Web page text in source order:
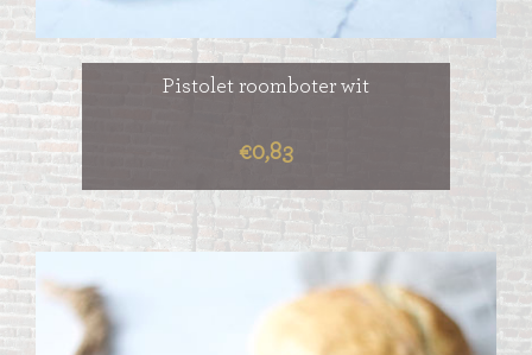
Pistolet roomboter wit
€0,83